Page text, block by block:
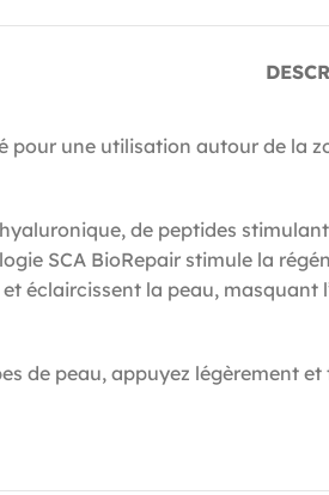
pour une utilisation autour de la
de peptides
SCA BioRepair stimule la
éclaircissent la peau, masquant
de peau, appuyez légèrement